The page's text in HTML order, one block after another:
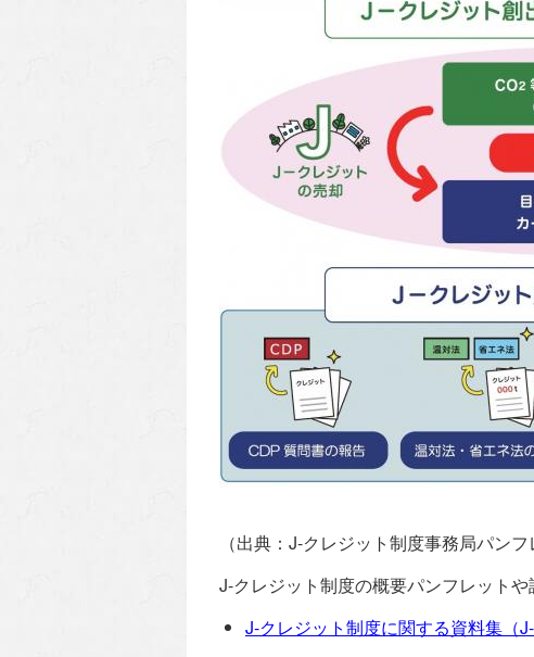
（出典：J-クレジット制度事務局パンフ
J-クレジット制度の概要パンフレット
J-クレジット制度に関する資料集（